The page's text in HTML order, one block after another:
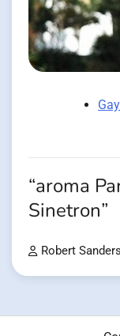
“aroma
Sinetron”
Robert Sanders